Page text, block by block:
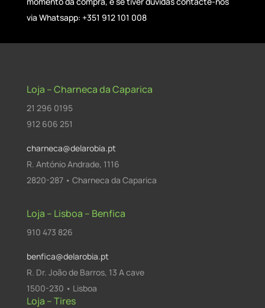
via Whatsapp: +351 912 101 008
Loja – Charneca da Caparica
21 296 0195
912 606 251
charneca@delarobia.pt
R. António Andrade, 1116
2820-287 • Charneca da Caparica
Loja – Lisboa – Benfica
910 473 826
benfica@delarobia.pt
R. Dr. João de Barros, 13 A cave
1500-230 • Lisboa
Loja – Tires